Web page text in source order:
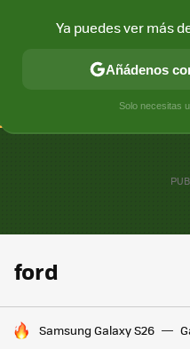
CONECTIVIDAD MÓVIL Y
ford
HOY SE HABLA DE
Samsung Galaxy S26
Ya puedes ver más
Añádenos
Solo necesitas